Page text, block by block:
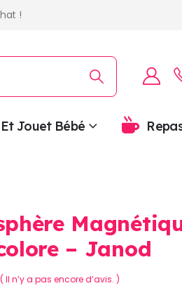
!
Jouet Bébé
– Janod
( Il n’y a pas encore d’avis. )